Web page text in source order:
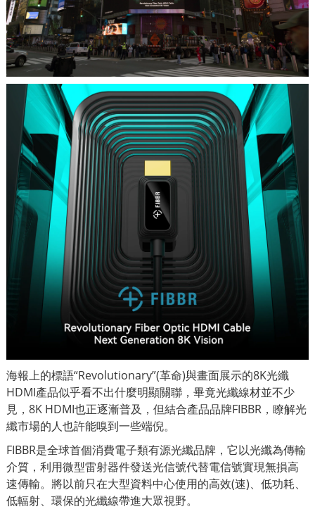
海報上的標語“Revolutionary”(革命)與畫面展示的8K光纖
HDMI產品似乎看不出什麼明顯關聯，畢竟光纖線材並不少
見，8K HDMI也正逐漸普及，但結合產品品牌FIBBR，瞭解光
纖市場的人也許能嗅到一些端倪。
FIBBR是全球首個消費電子類有源光纖品牌，它以光纖為傳輸
介質，利用微型雷射器件發送光信號代替電信號實現無損高
速傳輸。將以前只在大型資料中心使用的高效(速)、低功耗、
低輻射、環保的光纖線帶進大眾視野。